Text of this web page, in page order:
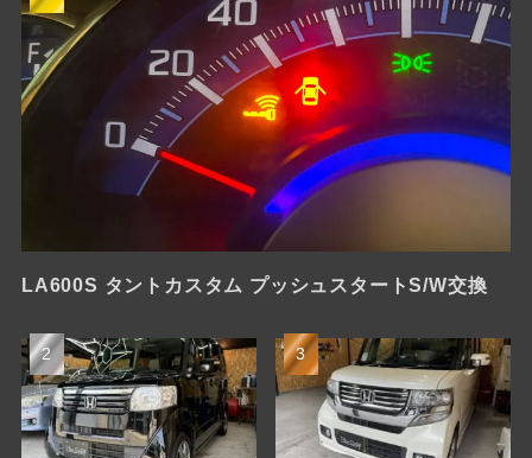
LA600S タントカスタム プッシュスタートS/W交換